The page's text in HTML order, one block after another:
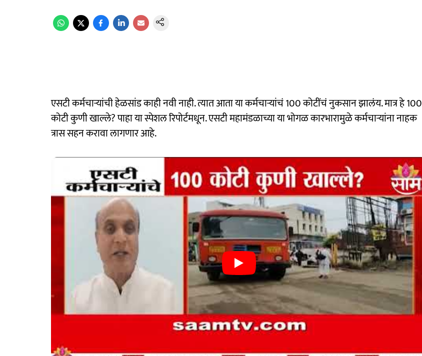
एसटी कर्मचाऱ्यांची हेळसांड काही नवी नाही. त्यात आता या कर्मचाऱ्यांचं 100 कोटींचं नुकसान झालंय. मात्र हे 100
कोटी कुणी खाल्ले? पाहा या स्पेशल रिपोर्टमधून. एसटी महामंडळाच्या या भोगळ कारभारामुळे कर्मचाऱ्यांना नाहक
त्रास सहन करावा लागणार आहे.